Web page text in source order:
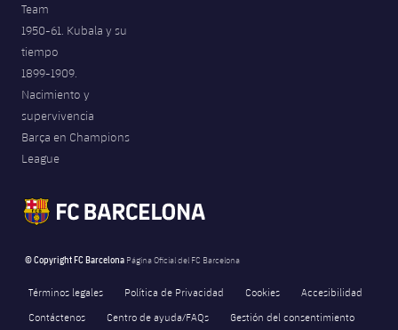
Team
1950-61. Kubala y su
tiempo
1899-1909.
Nacimiento y
supervivencia
Barça en Champions
League
© Copyright FC Barcelona Página Oficial del FC Barcelona
Términos legales Política de Privacidad Cookies
Accesibilidad
Contáctenos
Centro de ayuda/FAQs Gestión del consentimiento